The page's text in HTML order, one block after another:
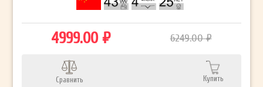
4999.00 ₽ 6249.00 ₽
Сравнить Купить